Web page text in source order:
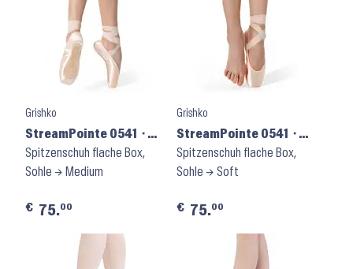
Grishko
StreamPointe 0541 ⬝
Shank M
Spitzenschuh flache Box,
Sohle → Medium
€ 75.00
Grishko
StreamPointe 0541 ⬝
Shank S
Spitzenschuh flache Box,
Sohle → Soft
€ 75.00